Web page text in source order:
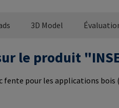
3D Model
le produit
fente pour les applications